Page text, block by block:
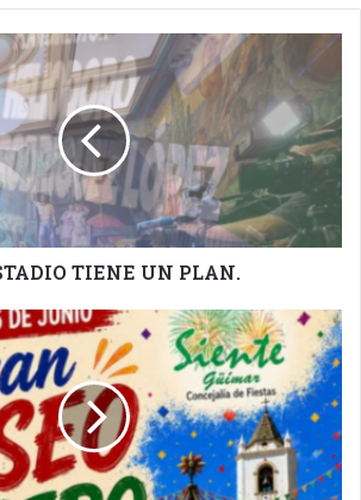
TIENE UN PLAN.